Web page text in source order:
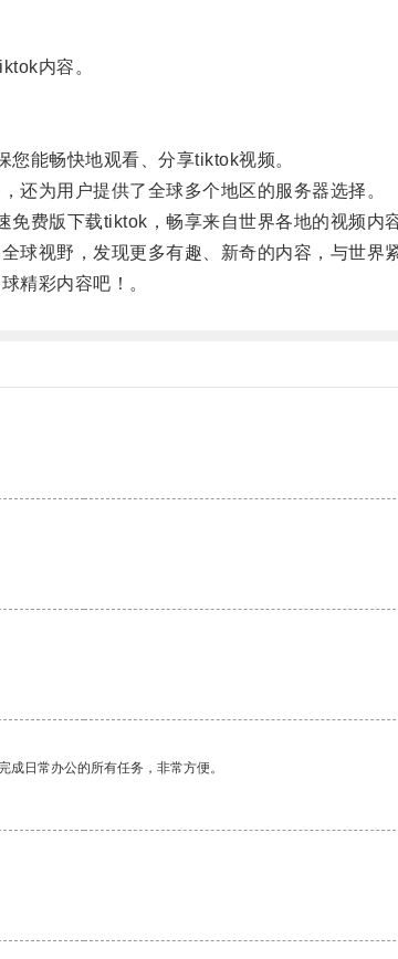
内容。
能畅快地观看、分享tiktok视频。
为用户提供了全球多个地区的服务器选择。
费版下载tiktok，畅享来自世界各地的视频内容
视野，发现更多有趣、新奇的内容，与世界紧
精彩内容吧！。
日常办公的所有任务，非常方便。